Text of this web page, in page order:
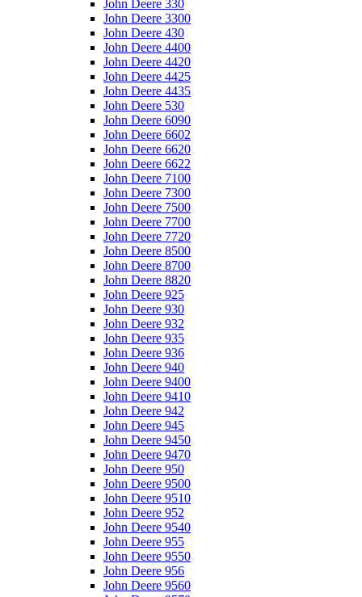
John Deere 330
John Deere 3300
John Deere 430
John Deere 4400
John Deere 4420
John Deere 4425
John Deere 4435
John Deere 530
John Deere 6090
John Deere 6602
John Deere 6620
John Deere 6622
John Deere 7100
John Deere 7300
John Deere 7500
John Deere 7700
John Deere 7720
John Deere 8500
John Deere 8700
John Deere 8820
John Deere 925
John Deere 930
John Deere 932
John Deere 935
John Deere 936
John Deere 940
John Deere 9400
John Deere 9410
John Deere 942
John Deere 945
John Deere 9450
John Deere 9470
John Deere 950
John Deere 9500
John Deere 9510
John Deere 952
John Deere 9540
John Deere 955
John Deere 9550
John Deere 956
John Deere 9560